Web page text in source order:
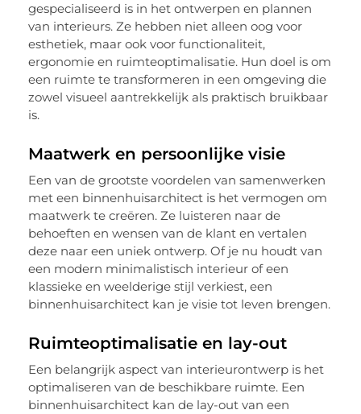
gespecialiseerd is in het ontwerpen en plannen
van interieurs. Ze hebben niet alleen oog voor
esthetiek, maar ook voor functionaliteit,
ergonomie en ruimteoptimalisatie. Hun doel is om
een ruimte te transformeren in een omgeving die
zowel visueel aantrekkelijk als praktisch bruikbaar
is.
Maatwerk en persoonlijke visie
Een van de grootste voordelen van samenwerken
met een binnenhuisarchitect is het vermogen om
maatwerk te creëren. Ze luisteren naar de
behoeften en wensen van de klant en vertalen
deze naar een uniek ontwerp. Of je nu houdt van
een modern minimalistisch interieur of een
klassieke en weelderige stijl verkiest, een
binnenhuisarchitect kan je visie tot leven brengen.
Ruimteoptimalisatie en lay-out
Een belangrijk aspect van interieurontwerp is het
optimaliseren van de beschikbare ruimte. Een
binnenhuisarchitect kan de lay-out van een